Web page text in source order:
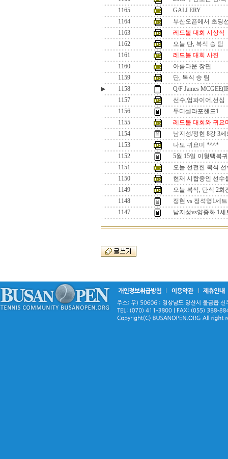
1165
GALLERY
1164
부산오픈에서 초딩
1163
레드볼 대회 시상식
1162
오늘 단, 복식 승 팀
1161
레드볼 대회 사진
1160
아름다운 장면
1159
단, 복식 승 팀
▶
1158
Q/F James
1157
선수,엄파이어,선심
1156
두디셀라포핸드1
1155
레드볼 대회와 귀요
1154
남지성/정현 8강 3
1153
나도 귀요미 *^^*
1152
5월 15일 이형택복
1151
오늘 선전한 복식 선
1150
현재 시합중인 선수
1149
오늘 복식, 단식 2회
1148
정현 vs 정석영1세
1147
남지성vs양증화 1